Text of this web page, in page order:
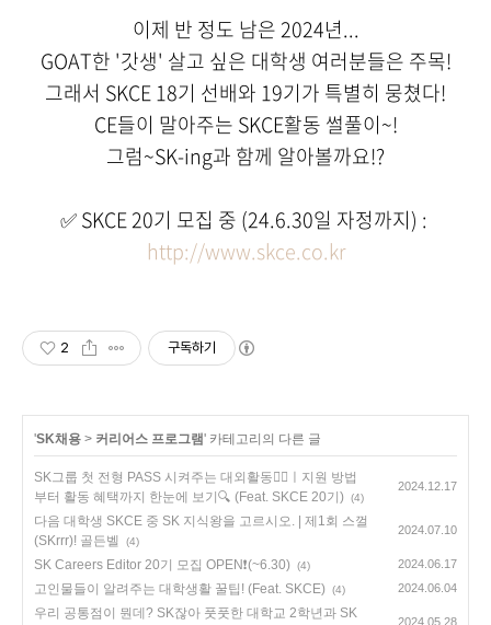
이제 반 정도 남은 2024년...
GOAT한 '갓생' 살고 싶은 대학생 여러분들은 주목!
그래서 SKCE 18기 선배와 19기가 특별히 뭉쳤다!
CE들이 말아주는 SKCE활동 썰풀이~!
그럼~SK-ing과 함께 알아볼까요!?
✅ SKCE 20기 모집 중 (24.6.30일 자정까지) :
http://www.skce.co.kr
2 구독하기
'SK채용 > 커리어스 프로그램' 카테고리의 다른 글
SK그룹 첫 전형 PASS 시켜주는 대외활동❤️‍🔥ㅣ지원 방법
부터 활동 혜택까지 한눈에 보기🔍 (Feat. SKCE 20기) (4)
2024.12.17
다음 대학생 SKCE 중 SK 지식왕을 고르시오. | 제1회 스껄
(SKrrr)! 골든벨
(4)
2024.07.10
SK Careers Editor 20기 모집 OPEN❗(~6.30) (4) 2024.06.17
고인물들이 알려주는 대학생활 꿀팁! (Feat. SKCE) (4) 2024.06.04
우리 공통점이 뭔데? SK잖아 풋풋한 대학교 2학년과 SK
2024.05.28